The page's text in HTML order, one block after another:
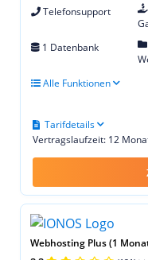
Telefonsupport
1 Datenbank
Alle Funktionen
Vertragslaufzeit: 12
Tarifdetails
Webhosting Plus (1